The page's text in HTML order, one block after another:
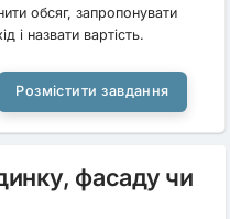
обсяг, запропонувати
і назвати вартість.
Розмістити завдання
фасаду чи